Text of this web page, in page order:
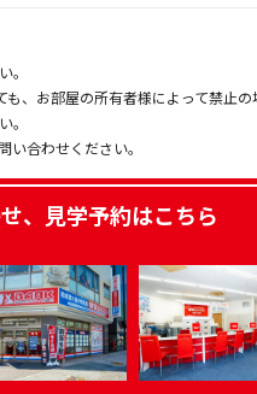
。
、お部屋の所有者様によって禁止の
。
合わせください。
、見学予約はこちら